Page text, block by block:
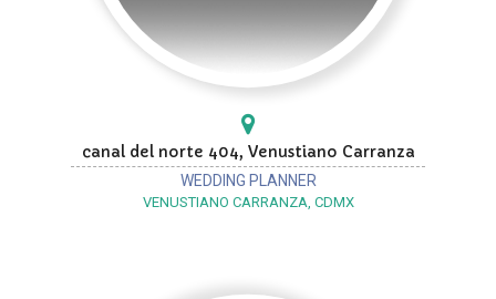
canal del norte 404, Venustiano Carranza
WEDDING PLANNER
VENUSTIANO CARRANZA, CDMX